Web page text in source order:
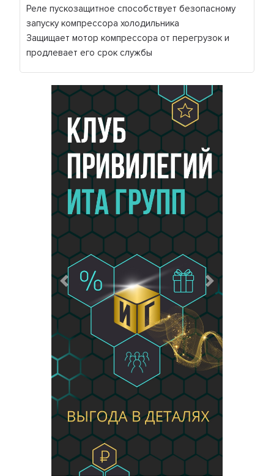
Реле пускозащитное способствует безопасному
запуску компрессора холодильника
Защищает мотор компрессора от перегрузок и
продлевает его срок службы
Предыдущий Следующий